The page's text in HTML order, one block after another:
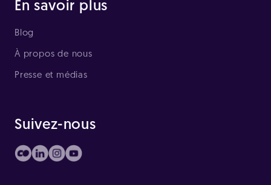
En savoir plus
Blog
À propos de nous
Presse et médias
Suivez-nous